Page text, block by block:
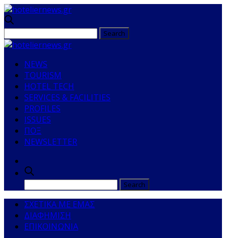
NEWS
TOURISM
HOTEL TECH
SERVICES & FACILITIES
PROFILES
ISSUES
ΠΟΞ
NEWSLETTER
ΣΧΕΤΙΚΑ ΜΕ ΕΜΑΣ
ΔΙΑΦΗΜΙΣΗ
ΕΠΙΚΟΙΝΩΝΙΑ